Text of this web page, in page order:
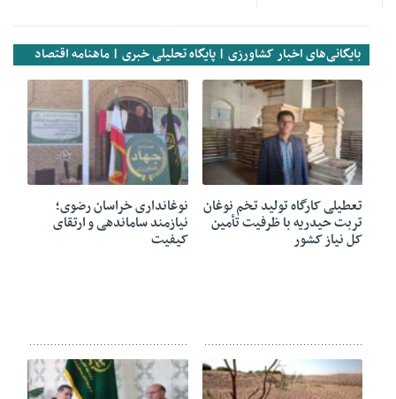
بایگانی‌های اخبار کشاورزی | پایگاه تحلیلی خبری | ماهنامه اقتصاد
آسیا
23 آوریل 2025
تعطیلی کارگاه تولید تخم‌ نوغان
تربت حیدریه با ظرفیت تأمین
کل نیاز کشور
23 آوریل 2025
نوغانداری خراسان رضوی؛
نیازمند ساماندهی و ارتقای
کیفیت